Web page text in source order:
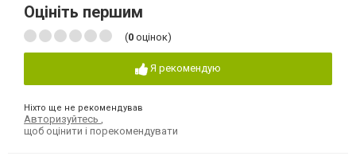
Оцініть першим
(0 оцінок)
Я рекомендую
Ніхто ще не рекомендував
Авторизуйтесь
щоб оцінити і порекомендувати